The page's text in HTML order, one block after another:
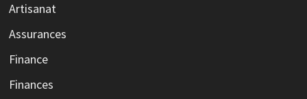
Artisanat
Assurances
Finance
Finances